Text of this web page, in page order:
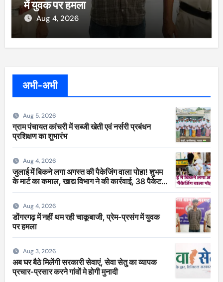
में युवक पर हमला
Aug 4, 2026
अभी-अभी
Aug 5, 2026
ग्राम पंचायत कांचरी में सब्जी खेती एवं नर्सरी प्रबंधन
प्रशिक्षण का शुभारंभ
Aug 4, 2026
जुलाई में बिकने लगा अगस्त की पैकेजिंग वाला पोहा! शुभम
के मार्ट का कमाल, खाद्य विभाग ने की कार्रवाई, 38 पैकेट
सीज
Aug 4, 2026
डोंगरगढ़ में नहीं थम रही चाकूबाजी, प्रेम-प्रसंग में युवक
पर हमला
Aug 3, 2026
अब घर बैठे मिलेंगी सरकारी सेवाएं, सेवा सेतु का व्यापक
प्रचार-प्रसार करने गांवों मे होगी मुनादी